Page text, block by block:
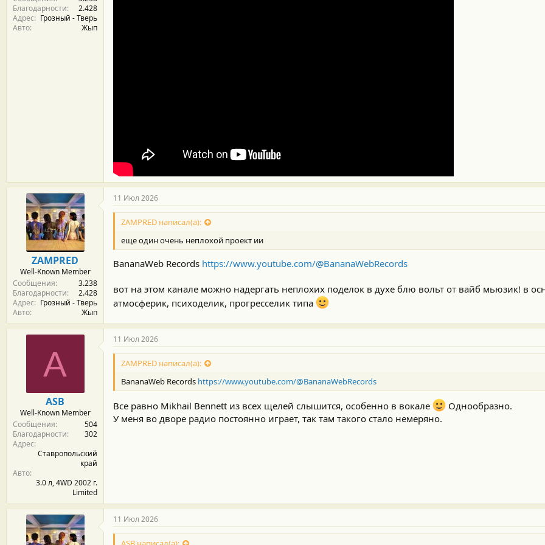
Благодарности
2.428
Адрес
Грозный - Тверь
Авто
Жып
ZAMPRED
Well-Known Member
Сообщения
3.238
Благодарности
2.428
Адрес
Грозный - Тверь
Авто
Жып
11 Июл 2026
ZAMPRED написал(а):
еще один очень неплохой проект ии
BananaWeb Records https://www.youtube.com/@BananaWebRecords
вот на этом канале можно надергать неплохих поделок в духе блю вольт от вайб мьюзик! в
атмосферик, психоделик, прогресселик типа
A
ASB
Well-Known Member
Сообщения
504
Благодарности
302
Адрес
Ставропольский
край
Авто
3.0 л, 4WD 2002 г.
Limited
11 Июл 2026
ZAMPRED написал(а):
BananaWeb Records https://www.youtube.com/@BananaWebRecords
Все равно Mikhail Bennett из всех щелей слышится, особенно в вокале
Однообразно.
У меня во дворе радио постоянно играет, так там такого стало немеряно.
11 Июл 2026